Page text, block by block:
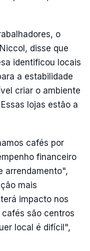
o
disse que
identificou locais
a estabilidade
criar o ambiente
lojas estão a
cafés por
financeiro
arrendamento",
mais
impacto nos
são centros
local é difícil",